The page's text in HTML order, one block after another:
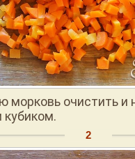
морковь очистить и